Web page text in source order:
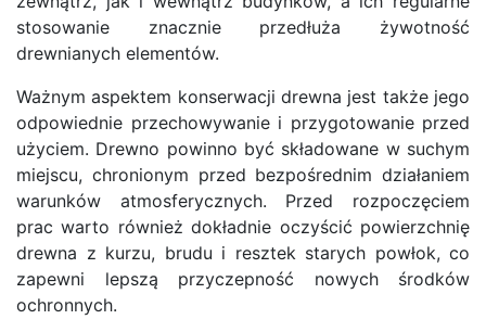
stosowanie znacznie przedłuża żywotność
drewnianych elementów.
Ważnym aspektem konserwacji drewna jest także jego
odpowiednie przechowywanie i przygotowanie przed
użyciem. Drewno powinno być składowane w suchym
miejscu, chronionym przed bezpośrednim działaniem
warunków atmosferycznych. Przed rozpoczęciem
prac warto również dokładnie oczyścić powierzchnię
drewna z kurzu, brudu i resztek starych powłok, co
zapewni lepszą przyczepność nowych środków
ochronnych.